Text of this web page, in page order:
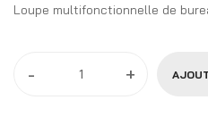
Loupe multifonctionnelle de
- +